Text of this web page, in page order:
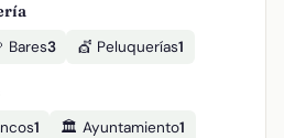
Bares3 💇 Peluquerías1
1 🏛️ Ayuntamiento1